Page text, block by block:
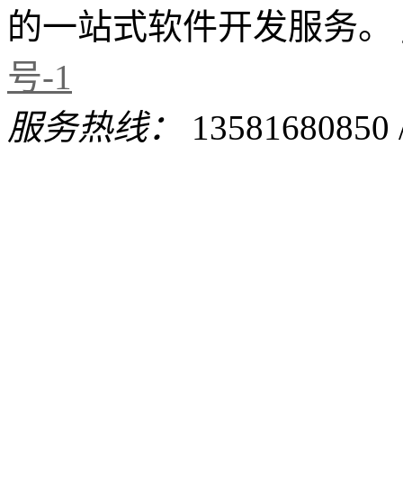
的一站式软件开发服务。
号-1
服务热线：